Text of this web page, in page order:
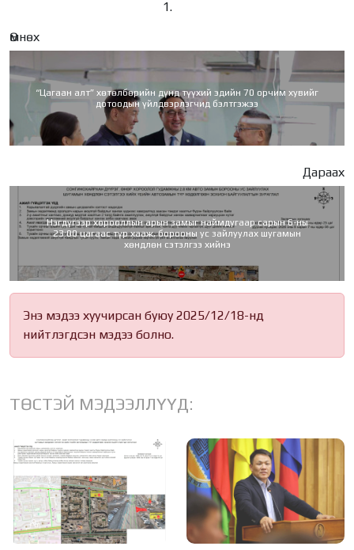
Өмнөх
“Цагаан алт” хөтөлбөрийн дүнд түүхий эдийн 70 орчим хувийг
дотоодын үйлдвэрлэгчид бэлтгэжээ
Дараах
Нэгдүгээр хорооллын арын замыг наймдугаар сарын 6-ны
23:00 цагаас түр хааж, борооны ус зайлуулах шугамын
хөндлөн сэтэлгээ хийнэ
Энэ мэдээ хуучирсан буюу 2025/12/18-нд
нийтлэгдсэн мэдээ болно.
ТӨСТЭЙ МЭДЭЭЛЛҮҮД: